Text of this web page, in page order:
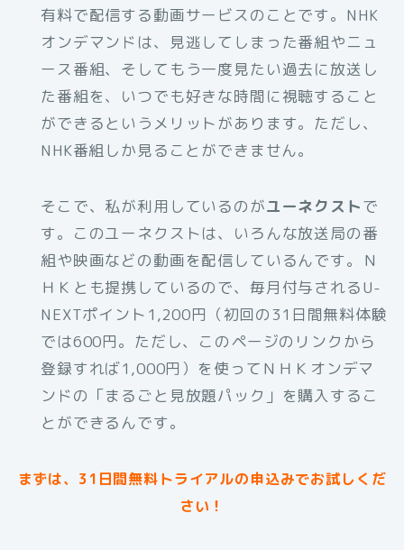
有料で配信する動画サービスのことです。NHK
オンデマンドは、見逃してしまった番組やニュ
ース番組、そしてもう一度見たい過去に放送し
た番組を、いつでも好きな時間に視聴すること
ができるというメリットがあります。ただし、
NHK番組しか見ることができません。
そこで、私が利用しているのがユーネクストで
す。このユーネクストは、いろんな放送局の番
組や映画などの動画を配信しているんです。Ｎ
ＨＫとも提携しているので、毎月付与されるU-
NEXTポイント1,200円（初回の31日間無料体験
では600円。ただし、このページのリンクから
登録すれば1,000円）を使ってＮＨＫオンデマ
ンドの「まるごと見放題パック」を購入するこ
とができるんです。
まずは、31日間無料トライアルの申込みでお試しくだ
さい！